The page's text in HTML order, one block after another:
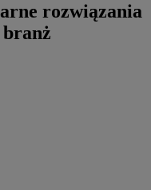
rozwiązania
branż